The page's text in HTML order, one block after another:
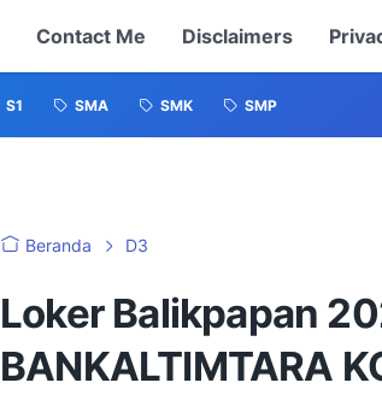
Contact Me Disclaimers
S1 SMA SMK SMP
Beranda D3
Loker Balikpapan
BANKALTIMTARA